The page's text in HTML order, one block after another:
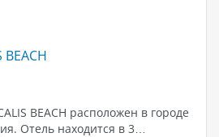
BEACH
BEACH расположен в городе
Отель находится в 3…